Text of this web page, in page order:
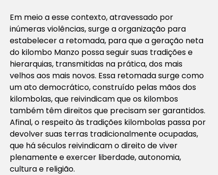
Em meio a esse contexto, atravessado por
inúmeras violências, surge a organização para
estabelecer a retomada, para que a geração neta
do kilombo Manzo possa seguir suas tradições e
hierarquias, transmitidas na prática, dos mais
velhos aos mais novos. Essa retomada surge como
um ato democrático, construído pelas mãos dos
kilombolas, que reivindicam que os kilombos
também têm direitos que precisam ser garantidos.
Afinal, o respeito às tradições kilombolas passa por
devolver suas terras tradicionalmente ocupadas,
que há séculos reivindicam o direito de viver
plenamente e exercer liberdade, autonomia,
cultura e religião.